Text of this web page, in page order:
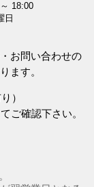
18:00
日
お問い合わせの
ます。
）
ご確認下さい。